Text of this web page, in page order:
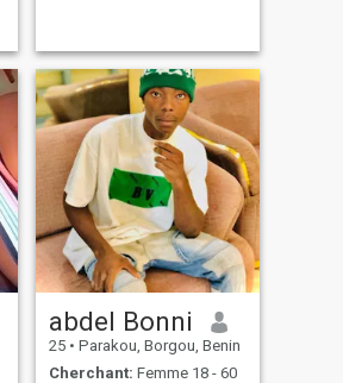
abdel Bonni
25 • Parakou, Borgou, Benin
Cherchant: Femme 18 - 60